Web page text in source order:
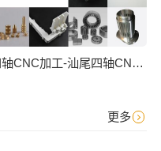
四轴CNC加工-汕尾四轴CNC数控加工
更多